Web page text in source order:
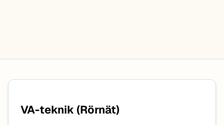
VA-teknik (Rörnät)